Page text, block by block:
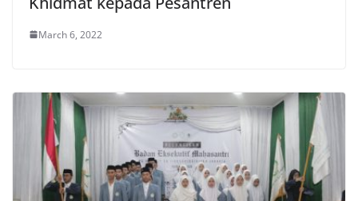
March 6, 2022